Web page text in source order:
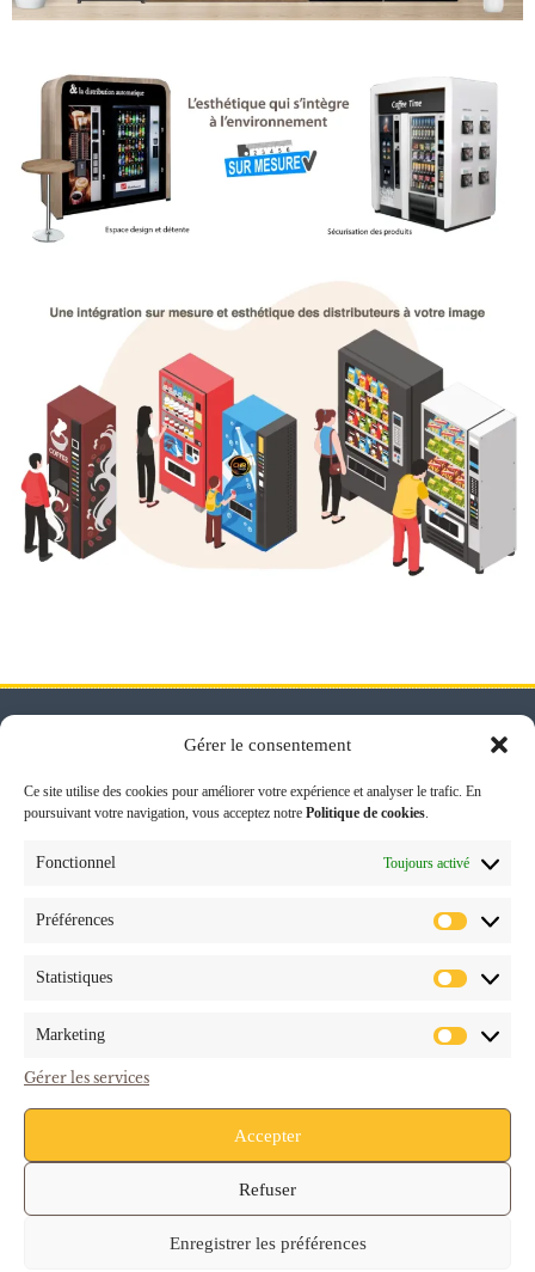
Gérer le consentement
Ce site utilise des cookies pour améliorer votre expérience et analyser le trafic. En
poursuivant votre navigation, vous acceptez notre Politique de cookies
Fonctionnel Toujours activé
Préférences
Statistiques
Marketing
Gérer les services
Accepter
Refuser
Enregistrer les préférences
Thiais Cedex
assist.commerciale@chr-
LIENS
© Copyright 2026 CHR Caffé Network.Tous droits réservés.